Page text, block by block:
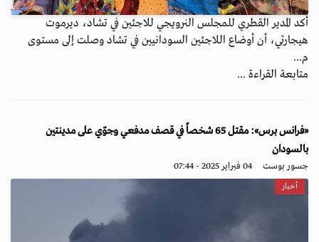
أكد المدير القطري للمجلس النرويجي للاجئين في تشاد، ديرموت
هيجارتي، أن أوضاع اللاجئين السودانيين في تشاد وصلت إلى مستوى
م...
متابعة القراءة ...
«فرانس برس»: مقتل 65 شخصاً في قصف مدفعي وجوّي على مدينتين
بالسودان
جسور بوست 04 فبراير 2025 - 07:44
أخبار